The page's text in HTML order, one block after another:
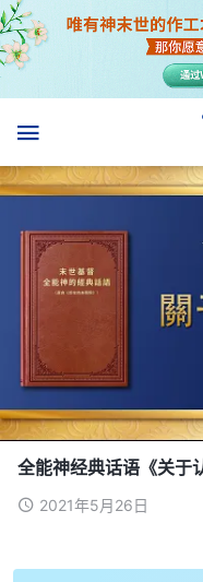
全能神经典话语《关于
2021年5月26日